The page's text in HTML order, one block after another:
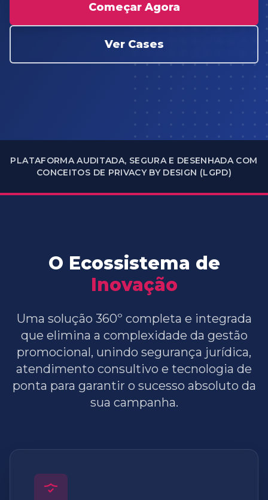
Começar Agora
Ver Cases
PLATAFORMA AUDITADA, SEGURA E DESENHADA COM
CONCEITOS DE PRIVACY BY DESIGN (LGPD)
O Ecossistema de
Inovação
Uma solução 360º completa e integrada
que elimina a complexidade da gestão
promocional, unindo segurança jurídica,
atendimento consultivo e tecnologia de
ponta para garantir o sucesso absoluto da
sua campanha.